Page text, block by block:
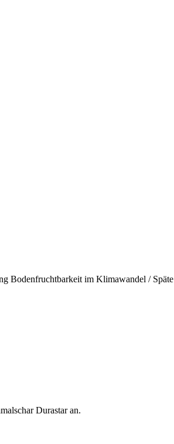
Bodenfruchtbarkeit im Klimawandel / Späte
Durastar an.